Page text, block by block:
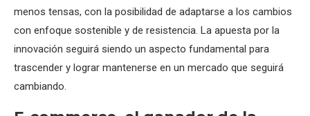
menos tensas, con la posibilidad de adaptarse a los cambios
con enfoque sostenible y de resistencia. La apuesta por la
innovación seguirá siendo un aspecto fundamental para
trascender y lograr mantenerse en un mercado que seguirá
cambiando.